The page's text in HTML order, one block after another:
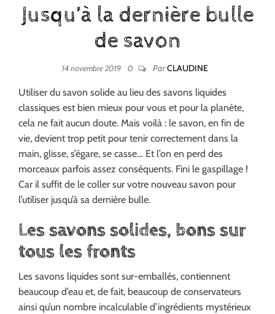
Jusqu’à la dernière bulle
de savon
14 novembre 2019 0 ParCLAUDINE
Utiliser du savon solide au lieu des savons liquides
classiques est bien mieux pour vous et pour la planète,
cela ne fait aucun doute. Mais voilà : le savon, en fin de
vie, devient trop petit pour tenir correctement dans la
main, glisse, s’égare, se casse… Et l’on en perd des
morceaux parfois assez conséquents. Fini le gaspillage !
Car il suffit de le coller sur votre nouveau savon pour
l’utiliser jusqu’à sa dernière bulle.
Les savons solides, bons sur
tous les fronts
Les savons liquides sont sur-emballés, contiennent
beaucoup d’eau et, de fait, beaucoup de conservateurs
ainsi qu’un nombre incalculable d’ingrédients mystérieux